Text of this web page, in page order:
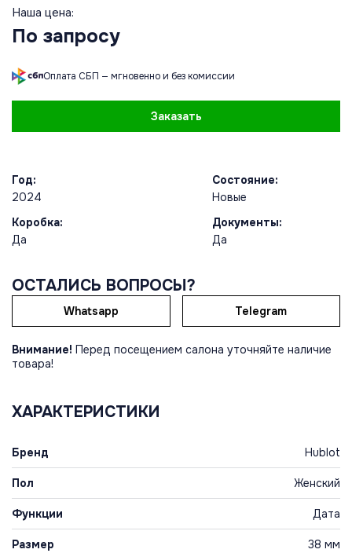
Наша цена:
По запросу
Оплата СБП — мгновенно и без комиссии
Заказать
Год:
2024
Состояние:
Новые
Коробка:
Да
Документы:
Да
ОСТАЛИСЬ ВОПРОСЫ?
Whatsapp Telegram
Внимание! Перед посещением салона уточняйте наличие
товара!
ХАРАКТЕРИСТИКИ
Бренд Hublot
Пол Женский
Функции Дата
Размер 38 мм